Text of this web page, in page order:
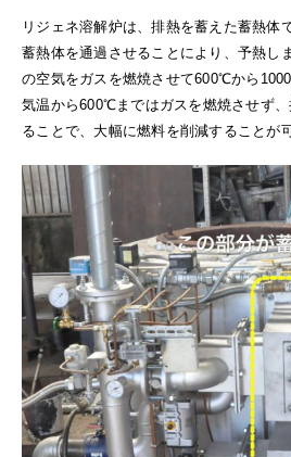
リジェネ溶解炉は、排熱を蓄えた蓄熱
蓄熱体を通過させることにより、予熱し
の空気をガスを燃焼させて600℃から
気温から600℃まではガスを燃焼させず
ることで、大幅に燃料を削減することが